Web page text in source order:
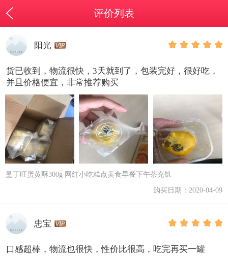
评价列表
阳光
货已收到，物流很快，3天就到了，包装完好，很好吃，
并且价格便宜，非常推荐购买
垦丁旺蛋黄酥300g 网红小吃糕点美食早餐下午茶充饥
购买日期：2020-04-09
忠宝
口感超棒，物流也很快，性价比很高，吃完再买一罐